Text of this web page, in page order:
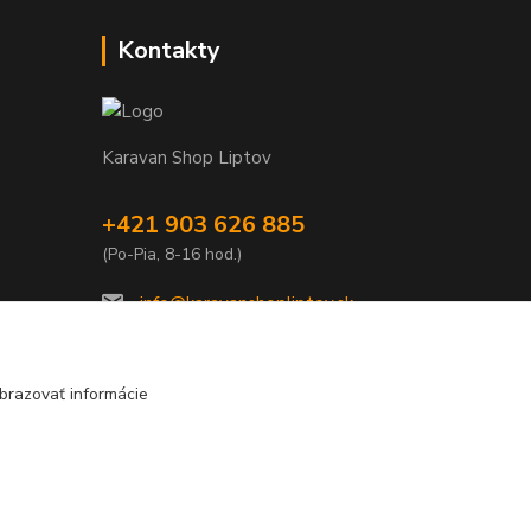
Kontakty
Karavan Shop Liptov
+421 903 626 885
(Po-Pia, 8-16 hod.)
info@karavanshopliptov.sk
informácie